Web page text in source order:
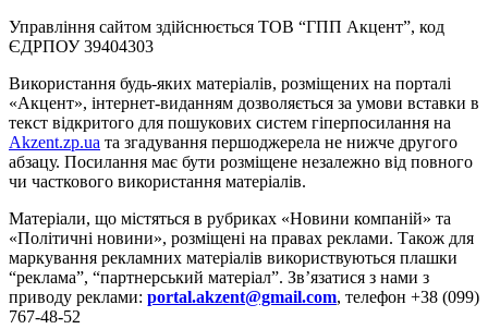
Управління сайтом здійснюється ТОВ “ГПП Акцент”, код
ЄДРПОУ 39404303
Використання будь-яких матеріалів, розміщених на порталі
«Акцент», інтернет-виданням дозволяється за умови вставки в
текст відкритого для пошукових систем гіперпосилання на
Akzent.zp.ua та згадування першоджерела не нижче другого
абзацу. Посилання має бути розміщене незалежно від повного
чи часткового використання матеріалів.
Матеріали, що містяться в рубриках «Новини компаній» та
«Політичні новини», розміщені на правах реклами. Також для
маркування рекламних матеріалів використвуються плашки
“реклама”, “партнерський матеріал”. Зв’язатися з нами з
приводу реклами: portal.akzent@gmail.com, телефон +38 (099)
767-48-52